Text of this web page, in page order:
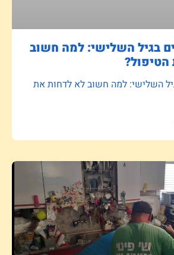
בגיל השלישי: למה חשוב
השלישי: למה חשוב לא לדחות את